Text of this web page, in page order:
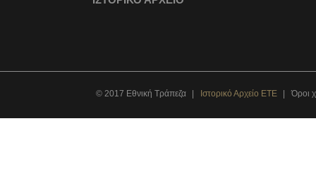
© 2017 Εθνική Τράπεζα Ιστορικό Αρχείο ΕΤΕ Όροι